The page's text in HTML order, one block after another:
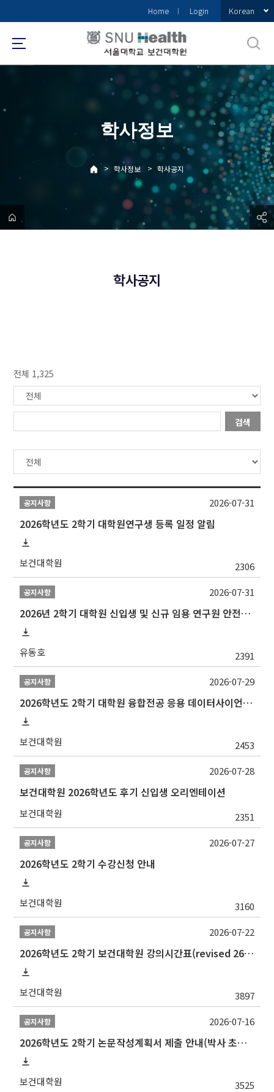
로
메
Home Login Korean
학사정보
> 학사정보 > 학사공지
학사공지
전체 1,325
검색
공지사항
2026학년도 2학기 대학원연구생 등록 일정 알림
보건대학원 2306
2026-07-31
공지사항
2026년 2학기 대학원 신입생 및 신규 임용 연구원 안전환경교육(신규교육) 실시 안내
유동호 2391
2026-07-31
공지사항
2026학년도 2학기 대학원 융합전공 응용 데이터사이언스 선발 계획 알림
보건대학원 2453
2026-07-29
공지사항
보건대학원 2026학년도 후기 신입생 오리엔테이션
보건대학원 2351
2026-07-28
공지사항
2026학년도 2학기 수강신청 안내
보건대학원 3160
2026-07-27
공지사항
2026학년도 2학기 보건대학원 강의시간표(revised 260803)(2026 2nd SEMESTER SNU GSPH TIMETABLE)
보건대학원 3897
2026-07-22
공지사항
2026학년도 2학기 논문작성계획서 제출 안내(박사 초심 일정 포함)_Thesis Proposal
보건대학원 3525
2026-07-16